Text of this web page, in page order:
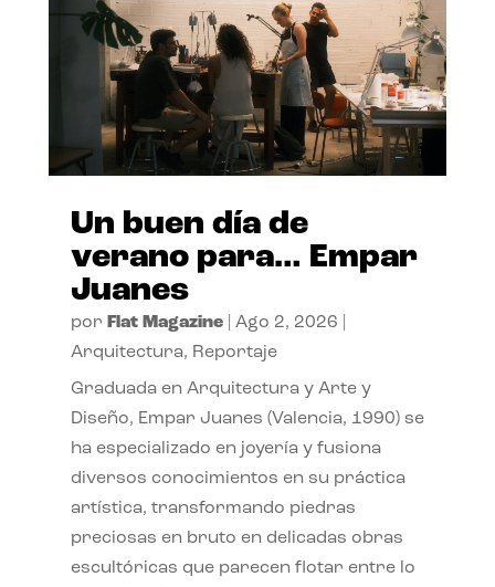
Un buen día de
verano para… Empar
Juanes
por Flat Magazine| Ago 2, 2026
Arquitectura, Reportaje
Graduada en Arquitectura y Arte y
Diseño, Empar Juanes (Valencia, 1990) se
ha especializado en joyería y fusiona
diversos conocimientos en su práctica
artística, transformando piedras
preciosas en bruto en delicadas obras
escultóricas que parecen flotar entre lo